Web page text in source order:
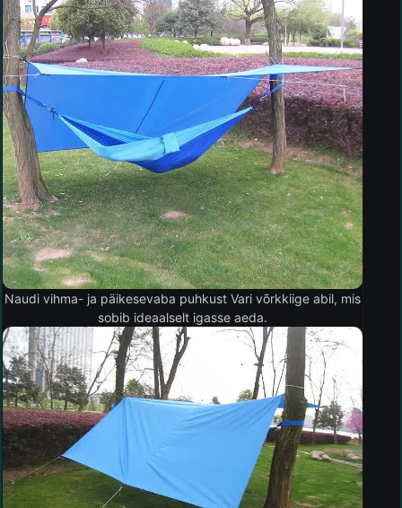
Naudi vihma- ja päikesevaba puhkust Vari võrkkiige abil, mis
sobib ideaalselt igasse aeda.